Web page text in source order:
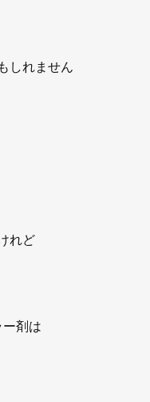
しれません
れど
剤は